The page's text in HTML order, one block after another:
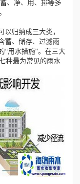
、净、用、排等多
归纳成三大类，
蓄、储存、过滤雨
“用水措施”。在三大
种最为常见的雨水